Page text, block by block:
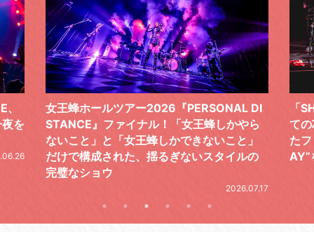
ら
の
「SHISHAMOでした!!!」ロックバンドとし
ての芯を貫き通し、笑顔と感謝で泳ぎ切っ
たファイナルライブ、DAY2“GOODBYE D
AY”をレポート
気
レ